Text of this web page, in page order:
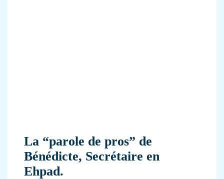
La “parole de pros” de
Bénédicte, Secrétaire en
Ehpad.